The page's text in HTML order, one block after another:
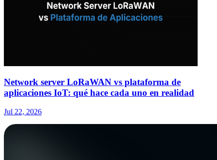
Network server LoRaWAN vs plataforma de
aplicaciones IoT: qué hace cada uno en realidad
Jul 22, 2026